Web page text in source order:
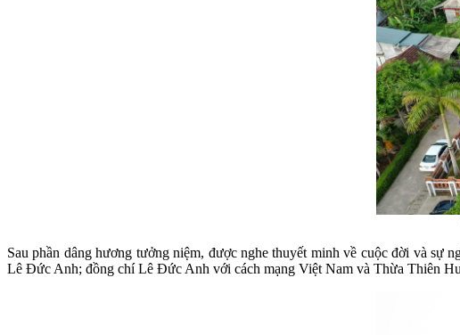
Sau phần dâng hương tưởng niệm, được nghe thuyết minh về cuộc đời và
Lê Đức Anh; đồng chí Lê Đức Anh với cách mạng Việt Nam và Thừa Thiên